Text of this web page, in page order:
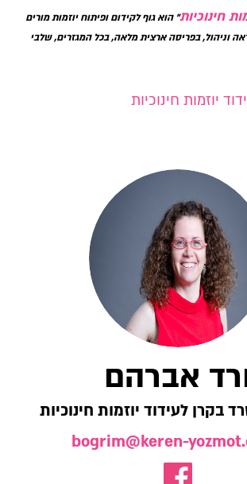
חינוכיות" הוא גוף לקידום ופיתוח יוזמות מורים
וניהול, בפריסה ארצית מלאה, בכל המגזרים, שלבי
יוזמות חינוכיות
אברהם
בקרן לעידוד יוזמות חינוכיות
bogrim@keren-